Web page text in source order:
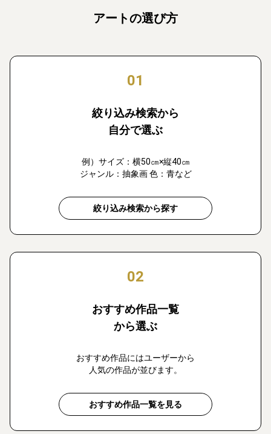
アートの選び方
01
絞り込み検索から
自分で選ぶ
例）サイズ：横50㎝×縦40㎝
ジャンル：抽象画 色：青など
絞り込み検索から探す
02
おすすめ作品一覧
から選ぶ
おすすめ作品にはユーザーから
人気の作品が並びます。
おすすめ作品一覧を見る